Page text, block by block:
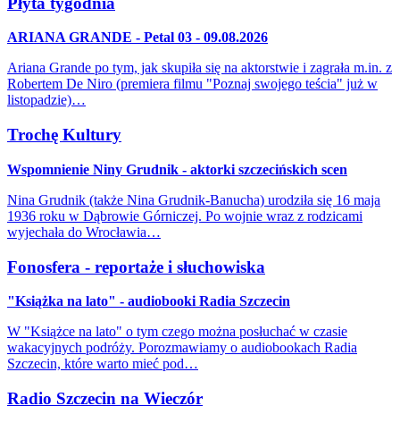
ARIANA GRANDE - Petal 03 - 09.08.2026
Ariana Grande po tym, jak skupiła się na aktorstwie i zagrała m.in. z
Robertem De Niro (premiera filmu "Poznaj swojego teścia" już w
listopadzie)…
Trochę Kultury
Wspomnienie Niny Grudnik - aktorki szczecińskich scen
Nina Grudnik (także Nina Grudnik-Banucha) urodziła się 16 maja
1936 roku w Dąbrowie Górniczej. Po wojnie wraz z rodzicami
wyjechała do Wrocławia…
Fonosfera - reportaże i słuchowiska
"Książka na lato" - audiobooki Radia Szczecin
W "Książce na lato" o tym czego można posłuchać w czasie
wakacyjnych podróży. Porozmawiamy o audiobookach Radia
Szczecin, które warto mieć pod…
Radio Szczecin na Wieczór